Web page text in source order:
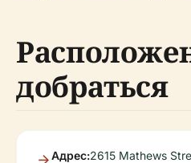
добраться
Адрес:2615 Mathews